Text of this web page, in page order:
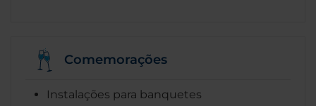
Comemorações
Instalações para banquetes